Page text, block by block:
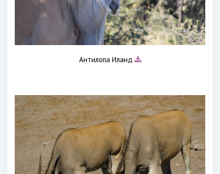
Антилопа Иланд